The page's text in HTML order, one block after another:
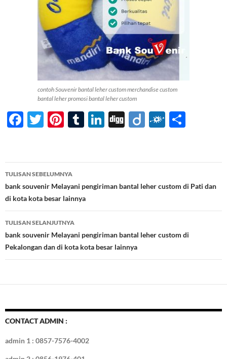
contoh Souvenir bantal leher custom merchandise custom
bantal leher promosi bantal leher custom
F
b
o
o
k
T
er
Pi
es
t
T
bl
r
Li
e
dI
Di Di F
d e
Navigasi
Tulisan
TULISAN SEBELUMNYA
bank souvenir Melayani pengiriman bantal leher custom di Pati dan
di kota kota besar lainnya
TULISAN SELANJUTNYA
bank souvenir Melayani pengiriman bantal leher custom di
Pekalongan dan di kota kota besar lainnya
CONTACT ADMIN :
admin 1 : 0857-7576-4002